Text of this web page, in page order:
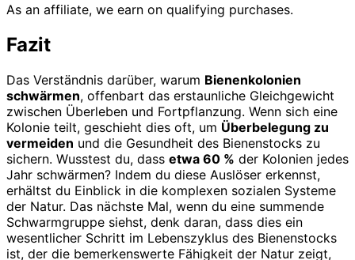
As an affiliate, we earn on qualifying purchases.
Fazit
Das Verständnis darüber, warum Bienenkolonien
schwärmen, offenbart das erstaunliche Gleichgewicht
zwischen Überleben und Fortpflanzung. Wenn sich eine
Kolonie teilt, geschieht dies oft, um Überbelegung zu
vermeiden und die Gesundheit des Bienenstocks zu
sichern. Wusstest du, dass etwa 60 % der Kolonien jedes
Jahr schwärmen? Indem du diese Auslöser erkennst,
erhältst du Einblick in die komplexen sozialen Systeme
der Natur. Das nächste Mal, wenn du eine summende
Schwarmgruppe siehst, denk daran, dass dies ein
wesentlicher Schritt im Lebenszyklus des Bienenstocks
ist, der die bemerkenswerte Fähigkeit der Natur zeigt,